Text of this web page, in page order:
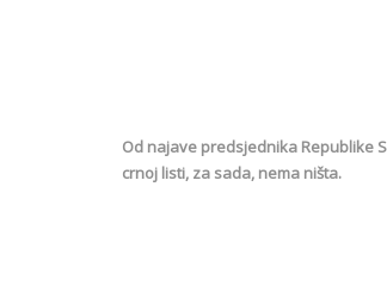
Od najave predsjednika Republike
crnoj listi, za sada, nema ništa.